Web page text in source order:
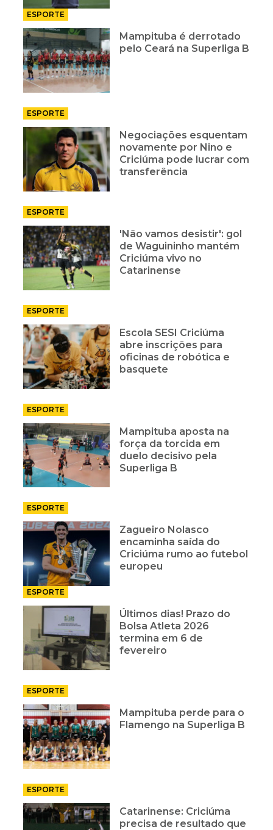
ESPORTE
Mampituba é derrotado
pelo Ceará na Superliga B
ESPORTE
Negociações esquentam
novamente por Nino e
Criciúma pode lucrar com
transferência
ESPORTE
'Não vamos desistir': gol
de Waguininho mantém
Criciúma vivo no
Catarinense
ESPORTE
Escola SESI Criciúma
abre inscrições para
oficinas de robótica e
basquete
ESPORTE
Mampituba aposta na
força da torcida em
duelo decisivo pela
Superliga B
ESPORTE
Zagueiro Nolasco
encaminha saída do
Criciúma rumo ao futebol
europeu
ESPORTE
Últimos dias! Prazo do
Bolsa Atleta 2026
termina em 6 de
fevereiro
ESPORTE
Mampituba perde para o
Flamengo na Superliga B
ESPORTE
Catarinense: Criciúma
precisa de resultado que